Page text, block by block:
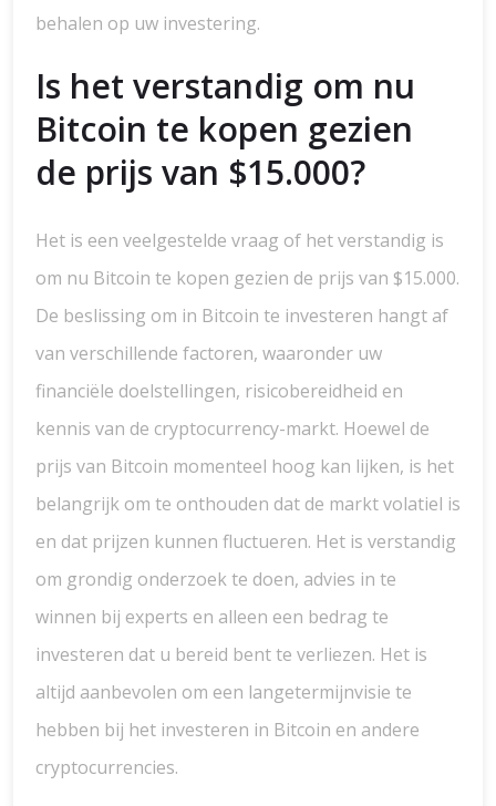
behalen op uw investering.
Is het verstandig om nu
Bitcoin te kopen gezien
de prijs van $15.000?
Het is een veelgestelde vraag of het verstandig is
om nu Bitcoin te kopen gezien de prijs van $15.000.
De beslissing om in Bitcoin te investeren hangt af
van verschillende factoren, waaronder uw
financiële doelstellingen, risicobereidheid en
kennis van de cryptocurrency-markt. Hoewel de
prijs van Bitcoin momenteel hoog kan lijken, is het
belangrijk om te onthouden dat de markt volatiel is
en dat prijzen kunnen fluctueren. Het is verstandig
om grondig onderzoek te doen, advies in te
winnen bij experts en alleen een bedrag te
investeren dat u bereid bent te verliezen. Het is
altijd aanbevolen om een langetermijnvisie te
hebben bij het investeren in Bitcoin en andere
cryptocurrencies.